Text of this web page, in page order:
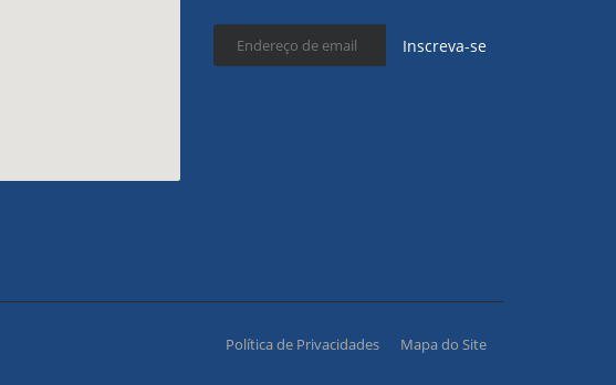
Inscreva-se
Política de Privacidades Mapa do Site